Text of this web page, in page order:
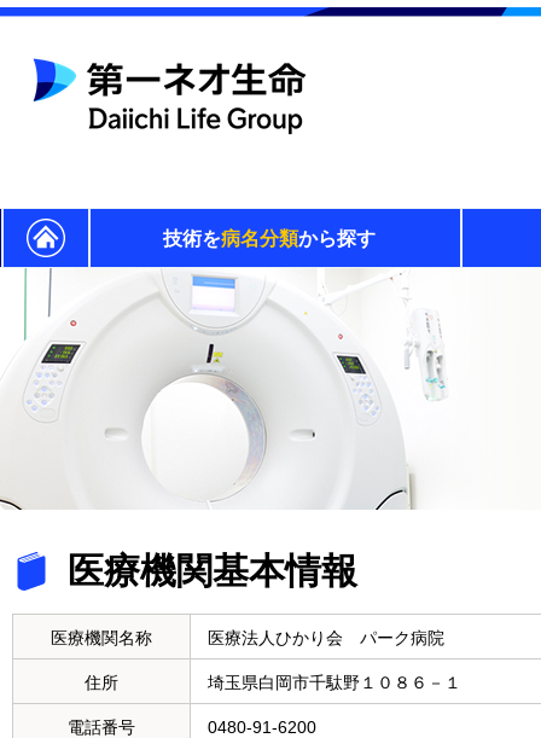
技術を病名分類から探す
医療機関基本情報
医療機関名称 医療法人ひかり会 パーク病院
住所 埼玉県白岡市千駄野１０８６－１
電話番号 0480-91-6200